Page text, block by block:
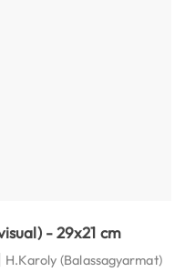
- 29x21 cm
H.Karoly (Balassagyarmat)